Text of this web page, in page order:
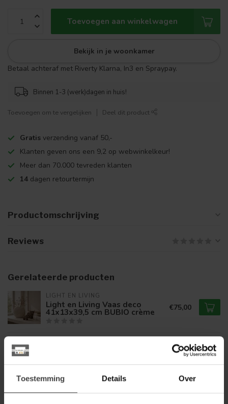
Toestemming Details Over
Toevoegen aan winkelwagen
Bekijk in je woonkamer
Betaal achteraf met Riverty Klarna, In3 en Spraypay.
Binnen 1-3 (werk)dagen in huis!
Toevoegen om te vergelijken Deel dit product
Gratis verzending vanaf 50,-
Klanten geven ons een 9,2 op webwinkelkeur!
Meer dan 70.000 tevreden klanten
14 dagen retourtermijn
Productomschrijving
Reviews
Gerelateerde producten
LIGHT EN LIVING
Light en Living Vaas deco
41x13x39,5 cm BUBIO crème €75,00
cm MAES crème €79,80